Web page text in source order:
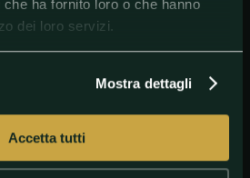
ha fornito loro o che hanno
dei loro servizi.
Mostra dettagli
Accetta tutti
#Inter #SerieA